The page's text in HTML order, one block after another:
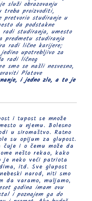
služi obrazovanju
treba proizvoditi,
pretvorio studiranje u
da podstakne
studiranja, umesto
predmetu studiranja
radi lične karijere;
upotrebljivo za
radi ličnog
smo se našli nesvesno,
Platove
i jedno zlo, a to je
i tupost se množe
u njemu. Bolesno
u siromaštvo. Ratno
su opijum za glupost.
i o čemu može da
nešto rekao, kako
je neko veći patriota
itd. Sve glupost
narod, niti smo
da varamo, muljamo,
godina imam ovu
i poznajem ga do